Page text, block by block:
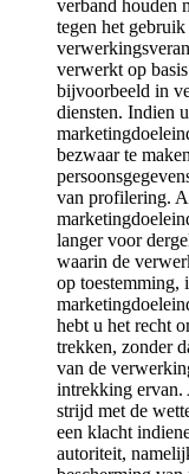
verband houden
tegen het
verwerkt op
bijvoorbeeld in
diensten. Indien
bezwaar te
van profilering.
langer voor
waarin de
op toestemming,
hebt u het recht
trekken, zonder
van de
intrekking ervan.
strijd met de
een klacht
autoriteit,